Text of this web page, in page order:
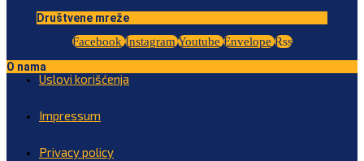
Društvene mreže
Facebook Instagram Youtube Envelope Rss
O nama
Uslovi korišćenja
Impressum
Privacy policy